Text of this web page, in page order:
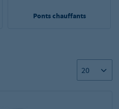
Ponts chauffants